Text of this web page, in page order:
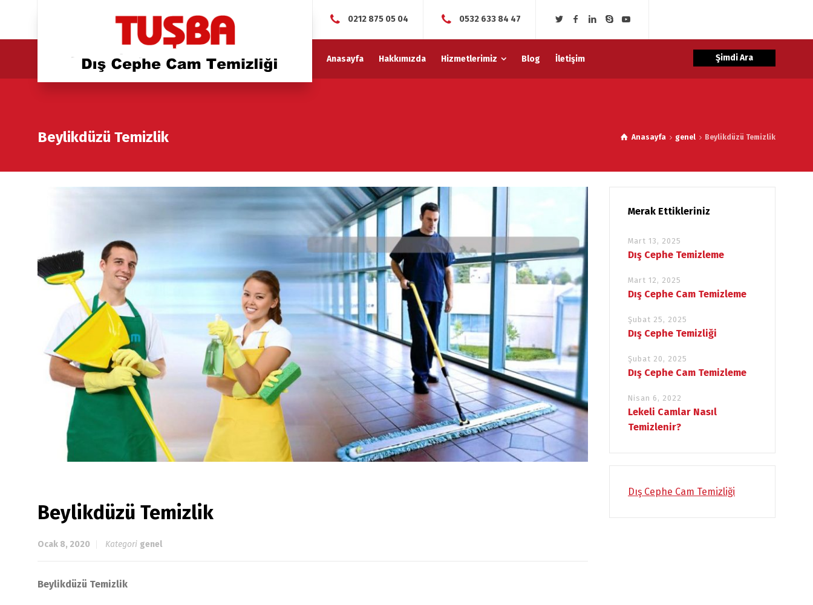
0212 875 05 04 0532 633 84 47
Anasayfa Hakkımızda Hizmetlerimiz Blog İletişim Şimdi Ara
Beylikdüzü Temizlik Anasayfa genel Beylikdüzü Temizlik
Beylikdüzü Temizlik
Ocak 8, 2020 Kategori genel
Beylikdüzü Temizlik
Merak Ettikleriniz
Mart 13, 2025
Dış Cephe Temizleme
Mart 12, 2025
Dış Cephe Cam Temizleme
Şubat 25, 2025
Dış Cephe Temizliği
Şubat 20, 2025
Dış Cephe Cam Temizleme
Nisan 6, 2022
Lekeli Camlar Nasıl
Temizlenir?
Dış Cephe Cam Temizliği